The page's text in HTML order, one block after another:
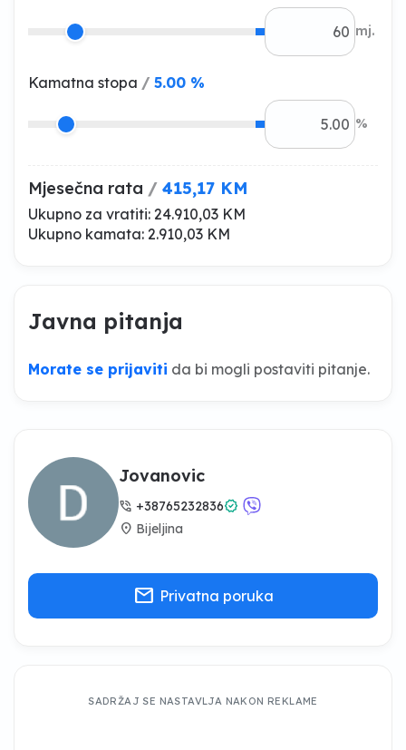
mj.
Kamatna stopa / 5.00 %
%
Mjesečna rata / 415,17 KM
Ukupno za vratiti: 24.910,03 KM
Ukupno kamata: 2.910,03 KM
Javna pitanja
Morate se prijaviti da bi mogli postaviti pitanje.
Jovanovic
phone_in_talk +38765232836verified
location_on Bijeljina
mail Privatna poruka
SADRŽAJ SE NASTAVLJA NAKON REKLAME